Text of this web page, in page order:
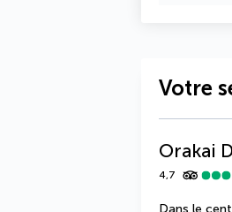
Votre
Orakai
4,7
Dans le